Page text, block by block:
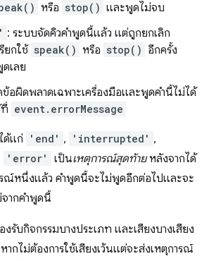
หรือ stop() และพูดไม่จบ
: ระบบจัดคิวคำพูดนี้แล้ว แต่ถูกยกเลิก
ยกใช้ speak() หรือ stop() อีกครั้ง
เลย
ข้อผิดพลาดเฉพาะเครื่องมือและพูดคำนี้ไม่ได้
event.errorMessage
ด้แก่ 'end' , 'interrupted' ,
'error' เป็นเหตุการณ์สุดท้ายหลังจากได้
ณ์หนึ่งแล้ว คำพูดนี้จะไม่พูดอีกต่อไปและจะ
ากคำพูดนี้
งรับกิจกรรมบางประเภท และเสียงบางเสียง
ากไม่ต้องการใช้เสียงเว้นแต่จะส่งเหตุการณ์